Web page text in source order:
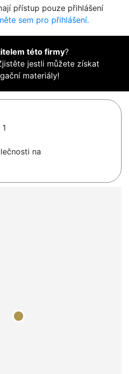
přístup pouze přihlášení
sem pro přihlášení.
této firmy?
jestli můžete získat
materiály!
na